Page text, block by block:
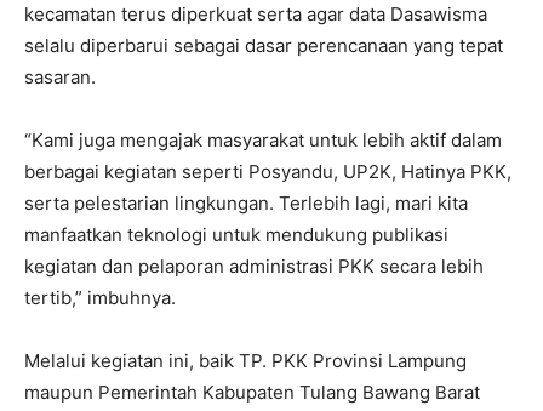
kecamatan terus diperkuat serta agar data Dasawisma
selalu diperbarui sebagai dasar perencanaan yang tepat
sasaran.
“Kami juga mengajak masyarakat untuk lebih aktif dalam
berbagai kegiatan seperti Posyandu, UP2K, Hatinya PKK,
serta pelestarian lingkungan. Terlebih lagi, mari kita
manfaatkan teknologi untuk mendukung publikasi
kegiatan dan pelaporan administrasi PKK secara lebih
tertib,” imbuhnya.
Melalui kegiatan ini, baik TP. PKK Provinsi Lampung
maupun Pemerintah Kabupaten Tulang Bawang Barat